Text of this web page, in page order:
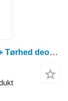
Zoovetkontinent Fresh bakke Anti-lugt + Tørhed deodorant tørring